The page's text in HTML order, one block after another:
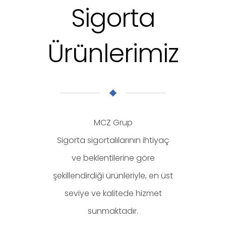
Sigorta
Ürünlerimiz
MCZ Grup
Sigorta sigortalılarının ihtiyaç
ve beklentilerine göre
şekillendirdiği ürünleriyle, en üst
seviye ve kalitede hizmet
sunmaktadır.